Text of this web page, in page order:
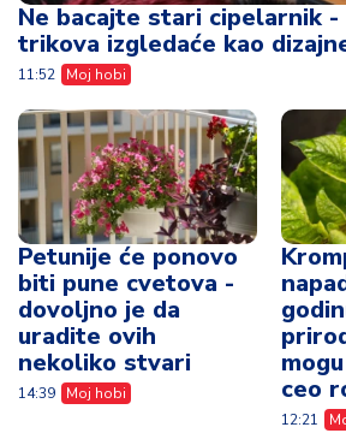
Ne bacajte stari cipelarnik -
trikova izgledaće kao
11:52 Moj hobi
Petunije će ponovo
biti pune cvetova -
dovoljno je da
uradite ovih
nekoliko stvari
14:39 Moj hobi
ceo
12:21